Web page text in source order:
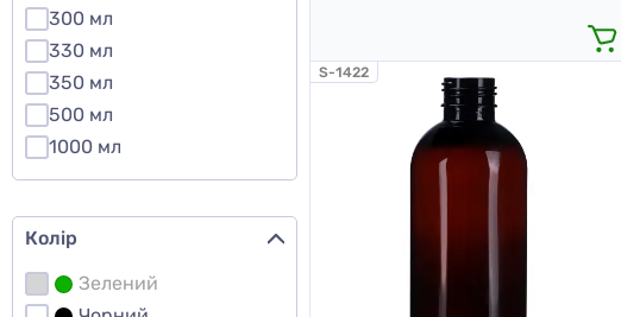
300 мл
330 мл
350 мл
500 мл
1000 мл
Колір
Зелений
S-1422